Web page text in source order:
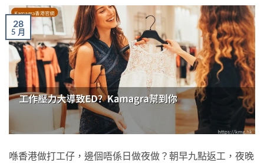
28
5 月
喺香港做打工仔，邊個唔係日做夜做？朝早九點返工，夜晚